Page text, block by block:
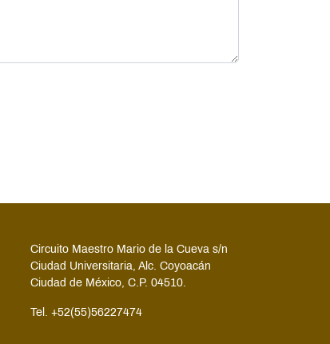
Circuito Maestro Mario de la Cueva s/n
Ciudad Universitaria, Alc. Coyoacán
Ciudad de México, C.P. 04510.
Tel. +52(55)56227474